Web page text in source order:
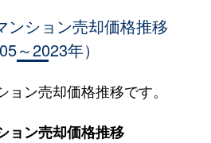
万円 東区役所前
万円 東区役所前
万円 札幌(ＪＲ)
ンション売却価格推移
～2023年）
ン売却価格推移です。
ョン売却価格推移